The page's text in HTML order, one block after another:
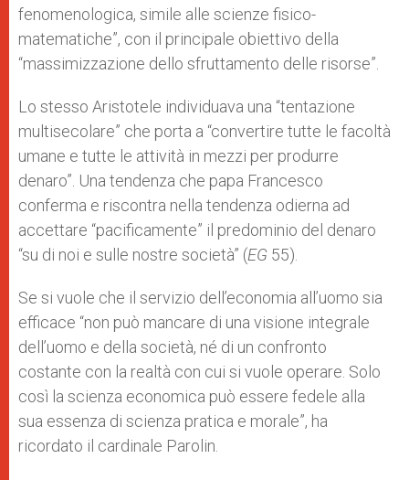
fenomenologica, simile alle scienze fisico-
matematiche”, con il principale obiettivo della
“massimizzazione dello sfruttamento delle risorse”.
Lo stesso Aristotele individuava una “tentazione
multisecolare” che porta a “convertire tutte le facoltà
umane e tutte le attività in mezzi per produrre
denaro”. Una tendenza che papa Francesco
conferma e riscontra nella tendenza odierna ad
accettare “pacificamente” il predominio del denaro
“su di noi e sulle nostre società” (EG 55).
Se si vuole che il servizio dell’economia all’uomo sia
efficace “non può mancare di una visione integrale
dell’uomo e della società, né di un confronto
costante con la realtà con cui si vuole operare. Solo
così la scienza economica può essere fedele alla
sua essenza di scienza pratica e morale”, ha
ricordato il cardinale Parolin.